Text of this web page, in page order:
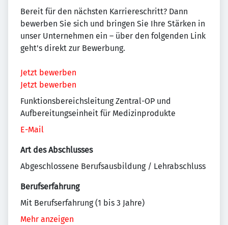
Bereit für den nächsten Karriereschritt? Dann
bewerben Sie sich und bringen Sie Ihre Stärken in
unser Unternehmen ein – über den folgenden Link
geht's direkt zur Bewerbung.
Jetzt bewerben
Jetzt bewerben
Funktionsbereichsleitung Zentral-OP und
Aufbereitungseinheit für Medizinprodukte
E-Mail
Art des Abschlusses
Abgeschlossene Berufsausbildung / Lehrabschluss
Berufserfahrung
Mit Berufserfahrung (1 bis 3 Jahre)
Mehr anzeigen